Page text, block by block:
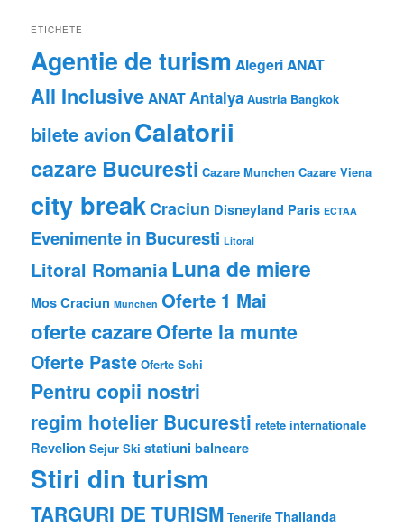
ETICHETE
Agentie de turism Alegeri ANAT
All InclusiveANATAntalya Austria Bangkok
bilete avionCalatorii
cazare Bucuresti Cazare Munchen Cazare Viena
city breakCraciun Disneyland Paris ECTAA
Evenimente in Bucuresti Litoral
Litoral RomaniaLuna de miere
Mos Craciun Munchen Oferte 1 Mai
oferte cazareOferte la munte
Oferte Paste Oferte Schi
Pentru copii nostri
regim hotelier Bucuresti retete internationale
Revelion Sejur Ski statiuni balneare
Stiri din turism
TARGURI DE TURISM Tenerife Thailanda